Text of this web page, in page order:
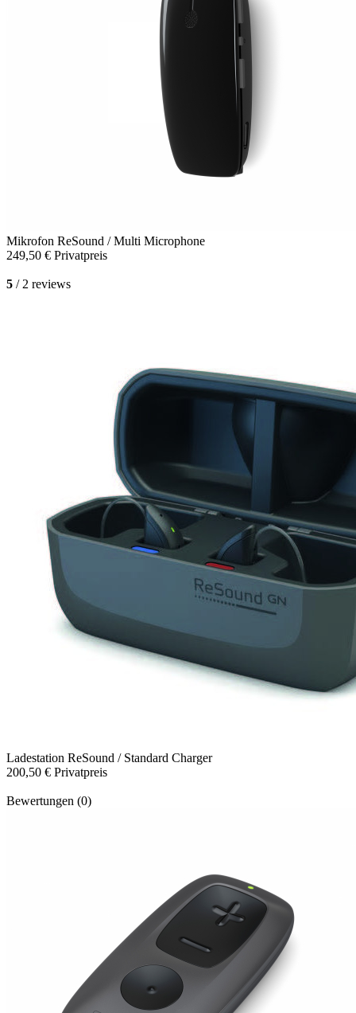
Mikrofon ReSound / Multi Microphone
249,50 € Privatpreis
5 / 2 reviews
Ladestation ReSound / Standard Charger
200,50 € Privatpreis
Bewertungen (0)